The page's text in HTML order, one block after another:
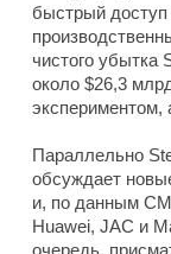
быстрый доступ
чистого убытка
около $26,3
экспериментом,
Параллельно
обсуждает
и, по данным
Huawei, JAC и
очередь,